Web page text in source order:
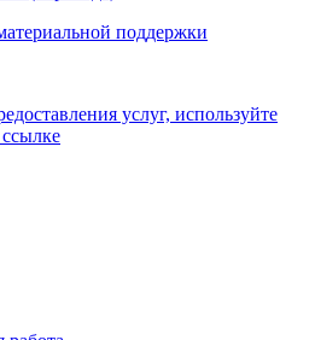
поддержки
услуг, используйте